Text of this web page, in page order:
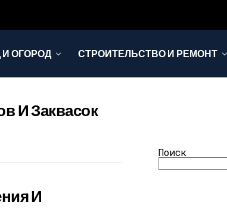
ОГОРОД СТРОИТЕЛЬСТВО И РЕМОНТ
И Заквасок
И
Поиск